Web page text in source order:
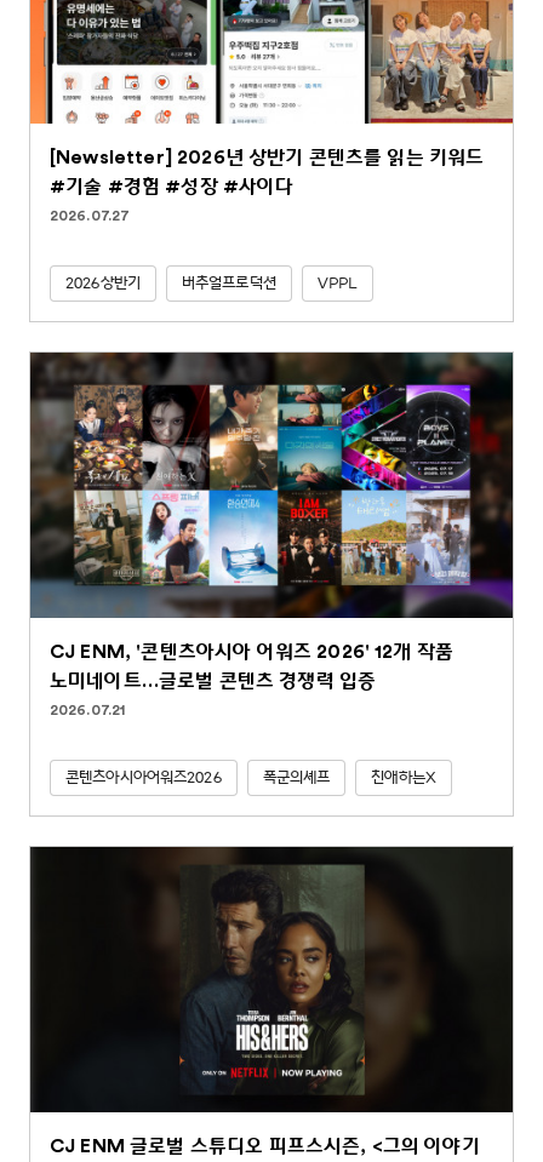
[Newsletter] 2026년 상반기 콘텐츠를 읽는 키워드
#기술 #경험 #성장 #사이다
2026.07.27
2026상반기 버추얼프로덕션 VPPL
CJ ENM, '콘텐츠아시아 어워즈 2026' 12개 작품
노미네이트…글로벌 콘텐츠 경쟁력 입증
2026.07.21
콘텐츠아시아어워즈2026 폭군의셰프 친애하는X
CJ ENM 글로벌 스튜디오 피프스시즌, <그의 이야기